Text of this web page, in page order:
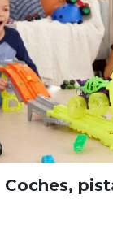
Coches,